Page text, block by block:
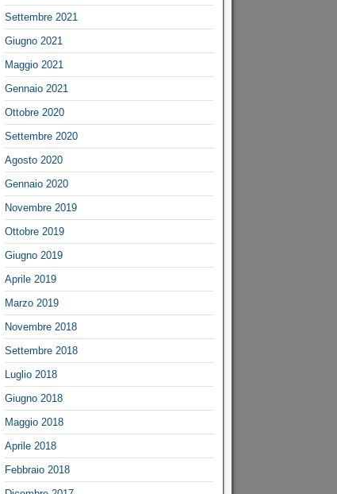
Settembre 2021
Giugno 2021
Maggio 2021
Gennaio 2021
Ottobre 2020
Settembre 2020
Agosto 2020
Gennaio 2020
Novembre 2019
Ottobre 2019
Giugno 2019
Aprile 2019
Marzo 2019
Novembre 2018
Settembre 2018
Luglio 2018
Giugno 2018
Maggio 2018
Aprile 2018
Febbraio 2018